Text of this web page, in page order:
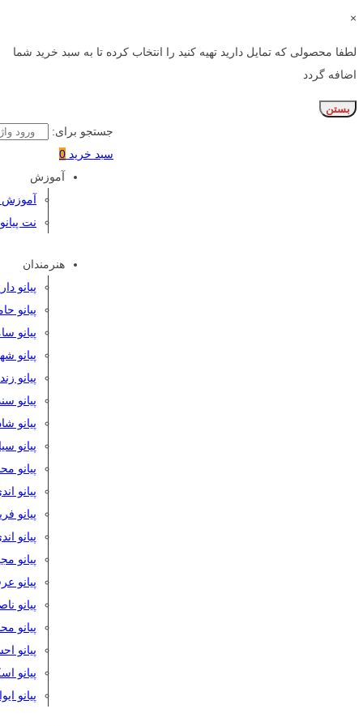
×
لطفا محصولی که تمایل دارید تهیه کنید را انتخاب کرده تا به سبد خرید شما
اضافه گردد
بستن
جستجو برای:
سبد خرید 0
آموزش
آموزش
نت پیانو
هنرمندان
پیانو
پیانو
پیانو
پیانو
پیانو
پیانو
پیانو
پیانو
پیانو
پیانو
پیانو
پیانو
پیانو
پیانو
پیانو
پیانو
پیانو
پیانو
پیانو